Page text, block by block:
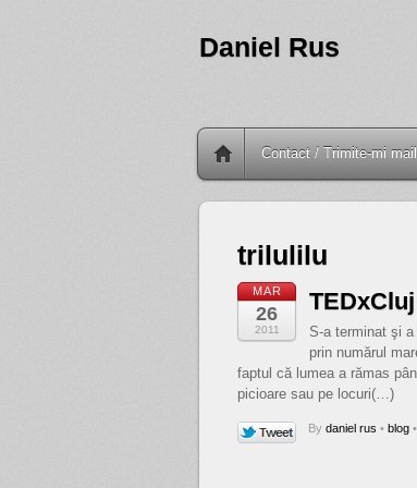
Daniel Rus
Contact / Trimite-mi
trilulilu
MAR
26
2011
S-a terminat şi
prin numărul
faptul că lumea a rămas
picioare sau pe locuri(…)
By daniel rus • blog •